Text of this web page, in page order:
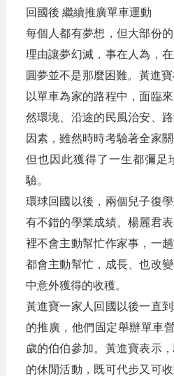
回國後 繼續推廣單車運動
每個人都有夢想，但大部份
理由讓夢幻滅，事在人為，
圓夢並不是那麼困難。黃進
以單車為家的路程中，面臨
然環境、沿途的民風治安、
因素，雖然時時考驗著全家
但也因此獲得了一生都彌足
驗。
環球回國以後，兩個兒子復
有不錯的學業成績。楊麗君
裡不會主動幫忙作家事，一
都會主動幫忙，成長、也改
中意外獲得的收穫。
黃進寶一家人回國以後一直
的推廣，他們固定舉辦單車
歲的伯伯參加。黃進寶表示
的休閒活動，既可代步又可